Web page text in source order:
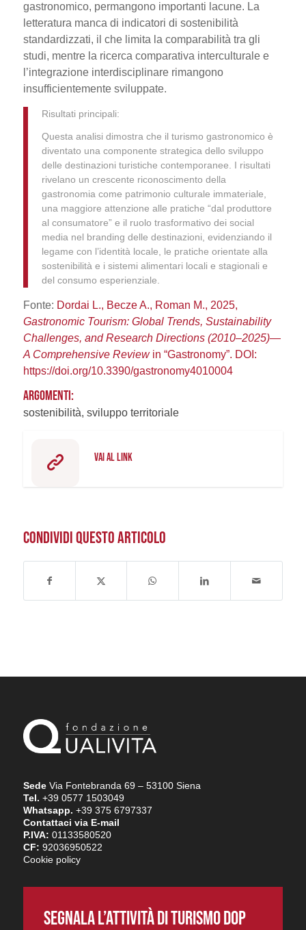
gastronomico, permangono importanti lacune. La
letteratura manca di indicatori di sostenibilità
standardizzati, il che limita la comparabilità tra gli
studi, mentre la ricerca comparativa interculturale e
l’integrazione interdisciplinare rimangono
insufficientemente sviluppate.
Risultati principali:
Questa analisi dimostra che il turismo gastronomico è
diventato una componente strategica dello sviluppo
delle destinazioni turistiche contemporanee. I risultati
rivelano un crescente riconoscimento della
gastronomia come patrimonio culturale immateriale,
una maggiore attenzione alle pratiche “dal produttore
al consumatore” e il ruolo trasformativo dei social
media nel branding delle destinazioni, evidenziando il
legame con l’identità locale, le pratiche orientate alla
sostenibilità e i sistemi alimentari locali e stagionali e
del consumo esperienziale.
Fonte: Dordai L., Becze A., Roman M., 2025,
Gastronomic Tourism: Global Trends, Sustainability
Challenges, and Research Directions (2010–2025)—
A Comprehensive Review in “Gastronomy”. DOI:
https://doi.org/10.3390/gastronomy4010004
ARGOMENTI:
sostenibilità, sviluppo territoriale
VAI AL LINK
CONDIVIDI QUESTO ARTICOLO
SedeVia Fontebranda 69 – 53100 Siena
Tel. +39 0577 1503049
Whatsapp. +39 375 6797337
Contattaci via E-mail
P.IVA: 01133580520
CF: 92036950522
Cookie policy
SEGNALA L’ATTIVITÀ DI TURISMO DOP